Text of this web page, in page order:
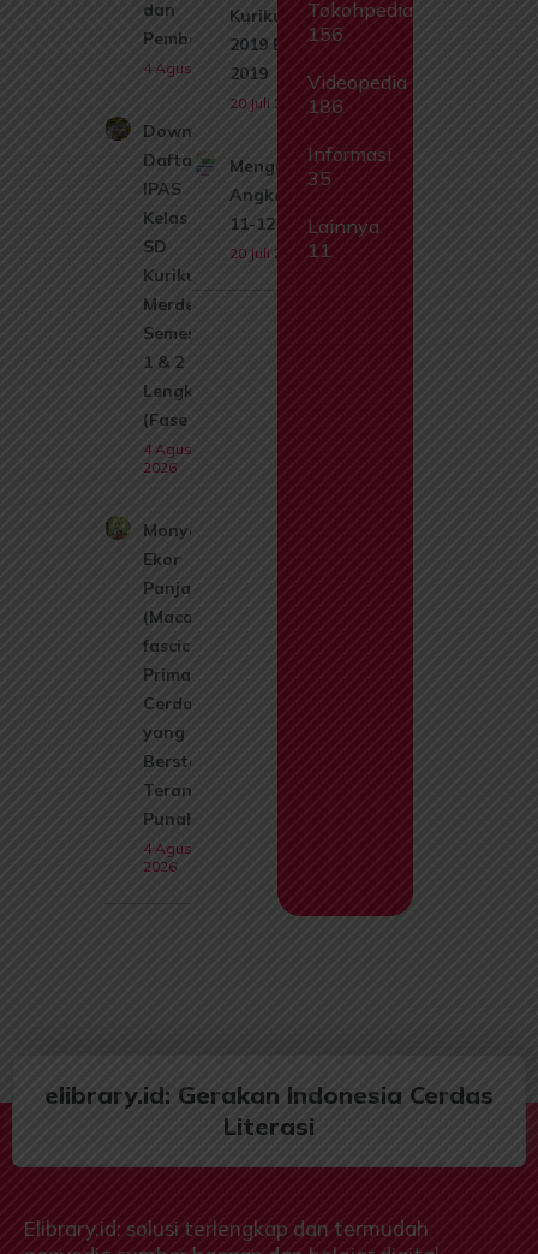
dan
Pembahasan
4 Agustus 2026
Download
Daftar Isi
IPAS
Kelas 1
SD
Kurikulum
Merdeka
Semester
1 & 2
Lengkap
(Fase A)
4 Agustus
2026
Monyet
Ekor
Panjang
(Macaca
fascicularis):
Primata
Cerdas
yang Kini
Berstatus
Terancam
Punah
4 Agustus
2026
Kurikulum
2019 Edisi
2019
20 Juli 2026
Mengenal
Angka
11-12
20 Juli 2026
Tokohpedia
156
Videopedia
186
Informasi
35
Lainnya
11
elibrary.id: Gerakan Indonesia Cerdas
Literasi
Elibrary.id: solusi terlengkap dan termudah